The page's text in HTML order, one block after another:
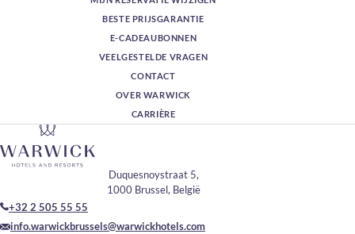
BESTE PRIJSGARANTIE
E-CADEAUBONNEN
VEELGESTELDE VRAGEN
CONTACT
OVER WARWICK
CARRIÈRE
Duquesnoystraat 5,
1000 Brussel, België
+32 2 505 55 55
info.warwickbrussels@warwickhotels.com